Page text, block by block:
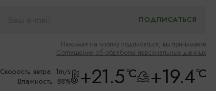
Нажимая на кнопку подписаться, вы принимаете
Соглашение об обработке персональных данных
Скорость ветра: 1m/s
Влажность: 88%
+21.5°C +19.4°C